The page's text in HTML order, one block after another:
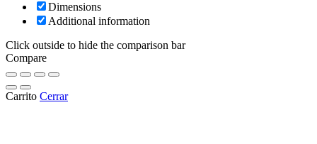
Dimensions
Additional information
Click outside to hide the comparison bar
Compare
Carrito Cerrar